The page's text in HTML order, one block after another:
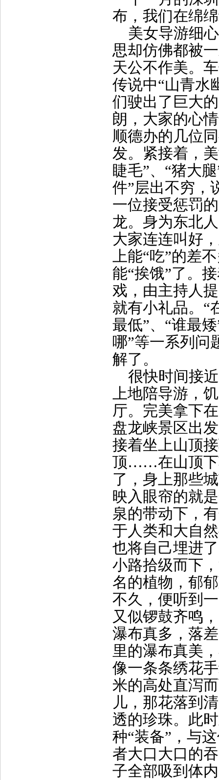
布，我们在绵
美女导游细
思却仿佛都被
天公不作美。
传说中“山青水
们驶出了巨大
朗，大家的心
顺德办的几位
发。紧接着，
睫毛”、“猪大
件”层出不穷，
一位接受惩罚
龙。身为东北
大家连连叫好
上能“吃”的差
能“挨饿”了。
戏，由主持人
就有小礼品。“
最低”、“谁最
哪”等一系列问
解了。
很快时间接
上地陪导游，
厅。完美拿下
盘龙峡景区出
接着坐上山顶
顶……在山顶下
了，身上那些
映入眼帘的就
泉的带动下，
于人类和大自
也将自己埋进
小路拾级而下
名的植物，郁
不久，便听到
又似锣鼓齐鸣
瀑布真多，落
里的瀑布真美
像一条条绣花
米的高处直泻
儿，那花落到
透的珍珠。此
种“装备”，与
者大口大口的
子全部吸到体